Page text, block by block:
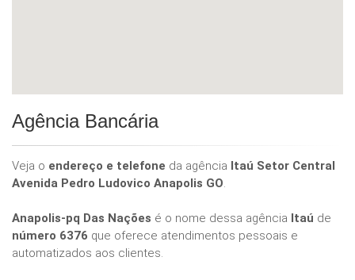
Agência Bancária
Veja o endereço e telefone da agência Itaú Setor Central
Avenida Pedro Ludovico Anapolis GO.
Anapolis-pq Das Nações é o nome dessa agência Itaú de
número 6376 que oferece atendimentos pessoais e
automatizados aos clientes.